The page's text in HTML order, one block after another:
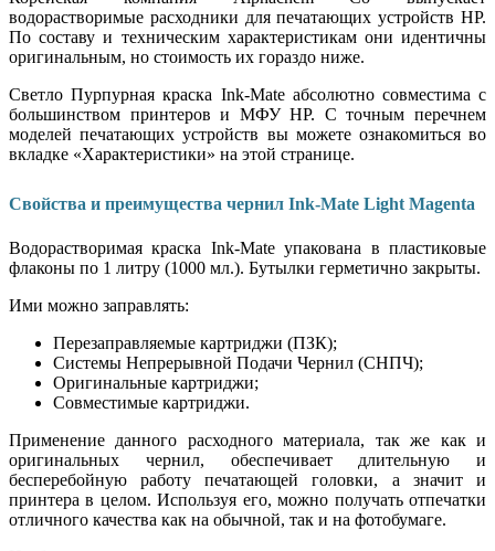
водорастворимые расходники для печатающих устройств HP.
По составу и техническим характеристикам они идентичны
оригинальным, но стоимость их гораздо ниже.
Светло Пурпурная краска Ink-Mate абсолютно совместима с
большинством принтеров и МФУ HP. С точным перечнем
моделей печатающих устройств вы можете ознакомиться во
вкладке «Характеристики» на этой странице.
Свойства и преимущества чернил Ink-Mate Light Magenta
Водорастворимая краска Ink-Mate упакована в пластиковые
флаконы по 1 литру (1000 мл.). Бутылки герметично закрыты.
Ими можно заправлять:
Перезаправляемые картриджи (ПЗК);
Системы Непрерывной Подачи Чернил (СНПЧ);
Оригинальные картриджи;
Совместимые картриджи.
Применение данного расходного материала, так же как и
оригинальных чернил, обеспечивает длительную и
бесперебойную работу печатающей головки, а значит и
принтера в целом. Используя его, можно получать отпечатки
отличного качества как на обычной, так и на фотобумаге.